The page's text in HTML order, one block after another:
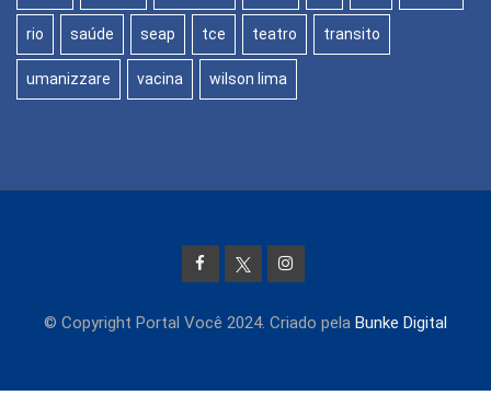
rio saúde seap tce teatro transito
umanizzare vacina wilson lima
© Copyright Portal Você 2024. Criado pela Bunke Digital